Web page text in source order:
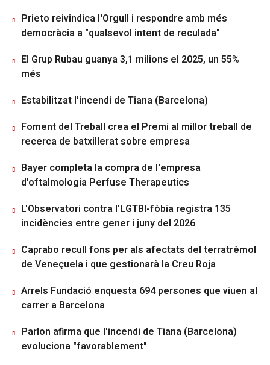
Prieto reivindica l'Orgull i respondre amb més
democràcia a "qualsevol intent de reculada"
El Grup Rubau guanya 3,1 milions el 2025, un 55%
més
Estabilitzat l'incendi de Tiana (Barcelona)
Foment del Treball crea el Premi al millor treball de
recerca de batxillerat sobre empresa
Bayer completa la compra de l'empresa
d'oftalmologia Perfuse Therapeutics
L'Observatori contra l'LGTBI-fòbia registra 135
incidències entre gener i juny del 2026
Caprabo recull fons per als afectats del terratrèmol
de Veneçuela i que gestionarà la Creu Roja
Arrels Fundació enquesta 694 persones que viuen al
carrer a Barcelona
Parlon afirma que l'incendi de Tiana (Barcelona)
evoluciona "favorablement"